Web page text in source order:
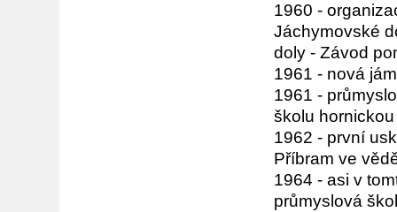
1960 -
Jáchymovské
doly - Závod
1961 - nová
1961 -
školu
1962 - první
Příbram ve
1964 - asi v
průmyslová